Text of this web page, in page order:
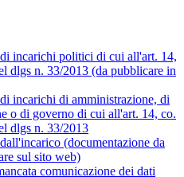
incarichi politici di cui all'art. 14,
dlgs n. 33/2013 (da pubblicare in
incarichi di amministrazione, di
o di governo di cui all'art. 14, co.
dlgs n. 33/2013
(documentazione da
sul sito web)
comunicazione dei dati